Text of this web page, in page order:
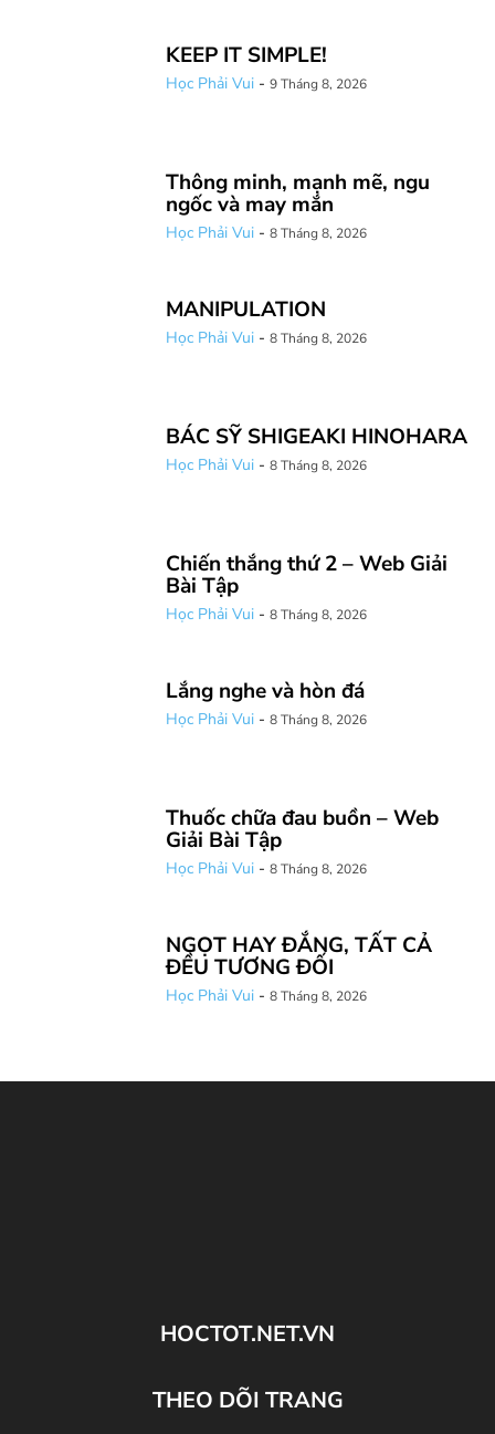
KEEP IT SIMPLE!
Học Phải Vui - 9 Tháng 8, 2026
Thông minh, mạnh mẽ, ngu
ngốc và may mắn
Học Phải Vui - 8 Tháng 8, 2026
MANIPULATION
Học Phải Vui - 8 Tháng 8, 2026
BÁC SỸ SHIGEAKI HINOHARA
Học Phải Vui - 8 Tháng 8, 2026
Chiến thắng thứ 2 – Web Giải
Bài Tập
Học Phải Vui - 8 Tháng 8, 2026
Lắng nghe và hòn đá
Học Phải Vui - 8 Tháng 8, 2026
Thuốc chữa đau buồn – Web
Giải Bài Tập
Học Phải Vui - 8 Tháng 8, 2026
NGỌT HAY ĐẮNG, TẤT CẢ
ĐỀU TƯƠNG ĐỐI
Học Phải Vui - 8 Tháng 8, 2026
HOCTOT.NET.VN
THEO DÕI TRANG